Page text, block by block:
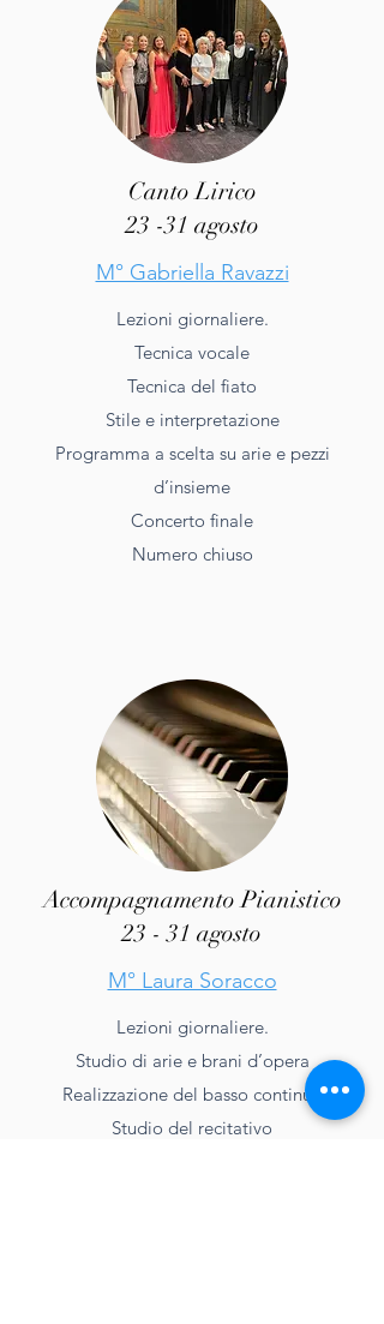
Canto Lirico
23 -31 agosto
M° Gabriella Ravazzi
Lezioni giornaliere.
Tecnica vocale
Tecnica del fiato
Stile e interpretazione
Programma a scelta su arie e pezzi
d’insieme
Concerto finale
Numero chiuso
Accompagnamento Pianistico
23 - 31 agosto
M° Laura Soracco
Lezioni giornaliere.
Studio di arie e brani d’opera
Realizzazione del basso continuo
Studio del recitativo